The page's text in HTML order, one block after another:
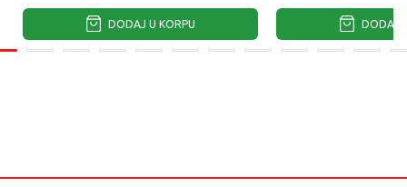
DODAJ U KORPU DODAJ